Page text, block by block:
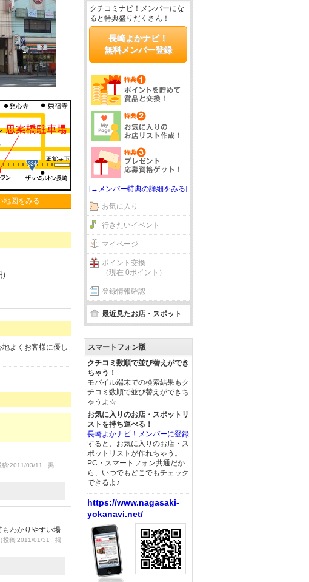
地図をみる
)
よくお客様に優し
稿:2011/03/11 掲
わかりやすい場
（投稿:2011/01/31 掲
クチコミナビ！メンバーにな
ると特典盛りだくさん！
長崎よかナビ！
無料メンバー登録
[→メンバー特典の詳細をみる]
お気に入り
行きたいイベント
マイページ
ポイント交換
（現在 0ポイント）
登録情報確認
最近見たお店・スポット
スマートフォン版
クチコミ数順で並び替えができ
ちゃう！
モバイル端末での検索結果もク
チコミ数順で並び替えができち
ゃうよ☆
お気に入りのお店・スポットリ
ストを持ち運べる！
長崎よかナビ！メンバーに登録
すると、お気に入りのお店・ス
ポットリストが作れちゃう。
PC・スマートフォン共通だか
ら、いつでもどこでもチェック
できるよ♪
https://www.nagasaki-
yokanavi.net/